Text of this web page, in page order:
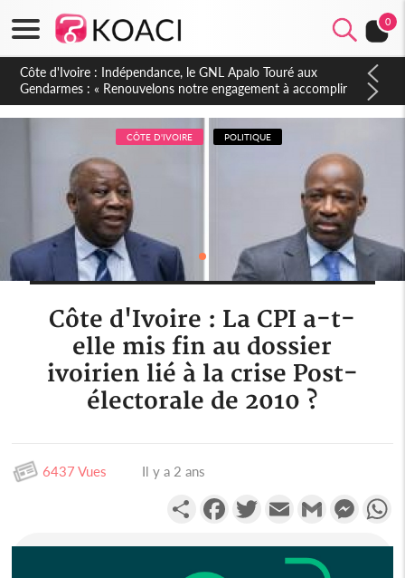
0
Sierra Leone : Un projet de réforme constitutionnelle en
gestation, points clés des amendements, un exclu d'avance
CÔTE D'IVOIRE POLITIQUE
Côte d'Ivoire : La CPI a-t-
elle mis fin au dossier
ivoirien lié à la crise Post-
électorale de 2010 ?
6437 Vues Il y a 2 ans
PartagerFacebookTwitterEmail Gmail